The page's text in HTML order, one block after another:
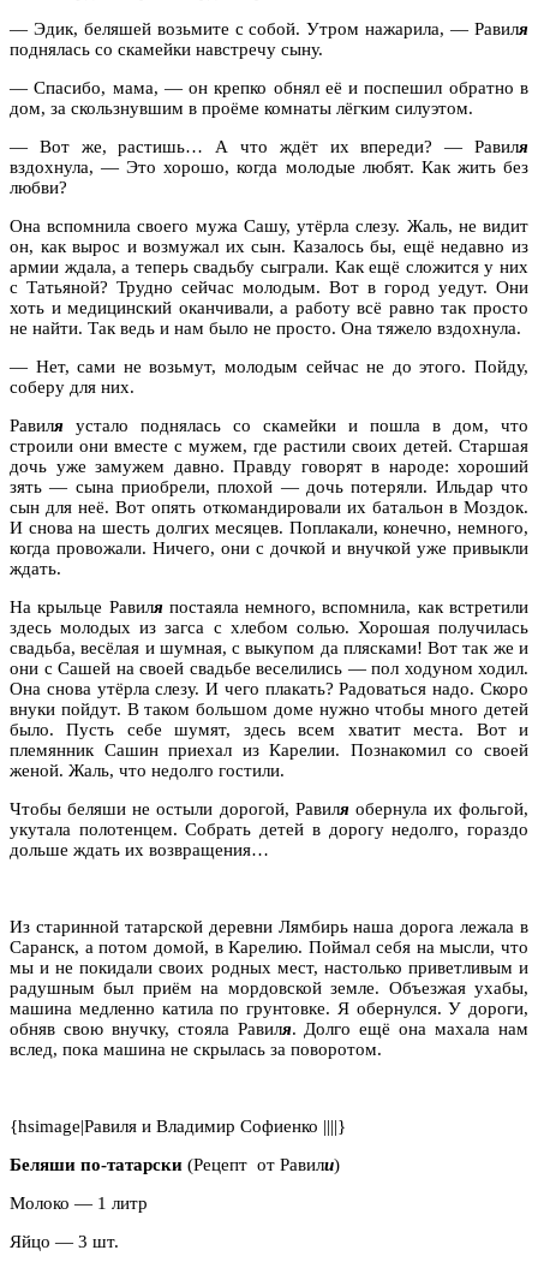
— Эдик, беляшей возьмите с собой. Утром нажарила, — Равиля
поднялась со скамейки навстречу сыну.
— Спасибо, мама, — он крепко обнял её и поспешил обратно в
дом, за скользнувшим в проёме комнаты лёгким силуэтом.
— Вот же, растишь… А что ждёт их впереди? — Равиля
вздохнула, — Это хорошо, когда молодые любят. Как жить без
любви?
Она вспомнила своего мужа Сашу, утёрла слезу. Жаль, не видит
он, как вырос и возмужал их сын. Казалось бы, ещё недавно из
армии ждала, а теперь свадьбу сыграли. Как ещё сложится у них
с Татьяной? Трудно сейчас молодым. Вот в город уедут. Они
хоть и медицинский оканчивали, а работу всё равно так просто
не найти. Так ведь и нам было не просто. Она тяжело вздохнула.
— Нет, сами не возьмут, молодым сейчас не до этого. Пойду,
соберу для них.
Равиля устало поднялась со скамейки и пошла в дом, что
строили они вместе с мужем, где растили своих детей. Старшая
дочь уже замужем давно. Правду говорят в народе: хороший
зять — сына приобрели, плохой — дочь потеряли. Ильдар что
сын для неё. Вот опять откомандировали их батальон в Моздок.
И снова на шесть долгих месяцев. Поплакали, конечно, немного,
когда провожали. Ничего, они с дочкой и внучкой уже привыкли
ждать.
На крыльце Равиляпостаяла немного, вспомнила, как встретили
здесь молодых из загса с хлебом солью. Хорошая получилась
свадьба, весёлая и шумная, с выкупом да плясками! Вот так же и
они с Сашей на своей свадьбе веселились — пол ходуном ходил.
Она снова утёрла слезу. И чего плакать? Радоваться надо. Скоро
внуки пойдут. В таком большом доме нужно чтобы много детей
было. Пусть себе шумят, здесь всем хватит места. Вот и
племянник Сашин приехал из Карелии. Познакомил со своей
женой. Жаль, что недолго гостили.
Чтобы беляши не остыли дорогой, Равиляобернула их фольгой,
укутала полотенцем. Собрать детей в дорогу недолго, гораздо
дольше ждать их возвращения…
Из старинной татарской деревни Лямбирь наша дорога лежала в
Саранск, а потом домой, в Карелию. Поймал себя на мысли, что
мы и не покидали своих родных мест, настолько приветливым и
радушным был приём на мордовской земле. Объезжая ухабы,
машина медленно катила по грунтовке. Я обернулся. У дороги,
обняв свою внучку, стояла Равиля. Долго ещё она махала нам
вслед, пока машина не скрылась за поворотом.
{hsimage|Равиля и Владимир Софиенко ||||}
Беляши по-татарски (Рецепт от Равили)
Молоко — 1 литр
Яйцо — 3 шт.